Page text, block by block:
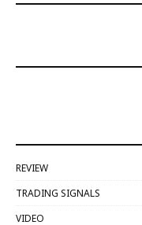
REVIEW
TRADING SIGNALS
VIDEO